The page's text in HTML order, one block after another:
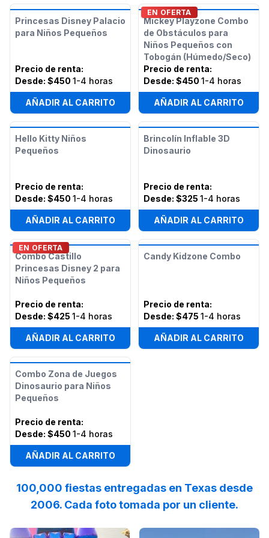
Princesas Disney Palacio
para Niños Pequeños
Precio de renta:
Desde: $450 1-4 horas
AÑADIR AL CARRITO
EN OFERTA
Mickey Playzone Combo
de Obstáculos para
Niños Pequeños con
Tobogán (Húmedo/Seco)
Precio de renta:
Desde: $450 1-4 horas
AÑADIR AL CARRITO
Hello Kitty Niños
Pequeños
Precio de renta:
Desde: $450 1-4 horas
AÑADIR AL CARRITO
Brincolín Inflable 3D
Dinosaurio
Precio de renta:
Desde: $325 1-4 horas
AÑADIR AL CARRITO
EN OFERTA
Combo Castillo
Princesas Disney 2 para
Niños Pequeños
Precio de renta:
Desde: $425 1-4 horas
AÑADIR AL CARRITO
Candy Kidzone Combo
Precio de renta:
Desde: $475 1-4 horas
AÑADIR AL CARRITO
Combo Zona de Juegos
Dinosaurio para Niños
Pequeños
Precio de renta:
Desde: $450 1-4 horas
AÑADIR AL CARRITO
100,000 fiestas entregadas en Texas desde
2006. Cada foto tomada por un cliente.
Reviewed onInstagram by roselynweaver It’s not a
Reviewed on by